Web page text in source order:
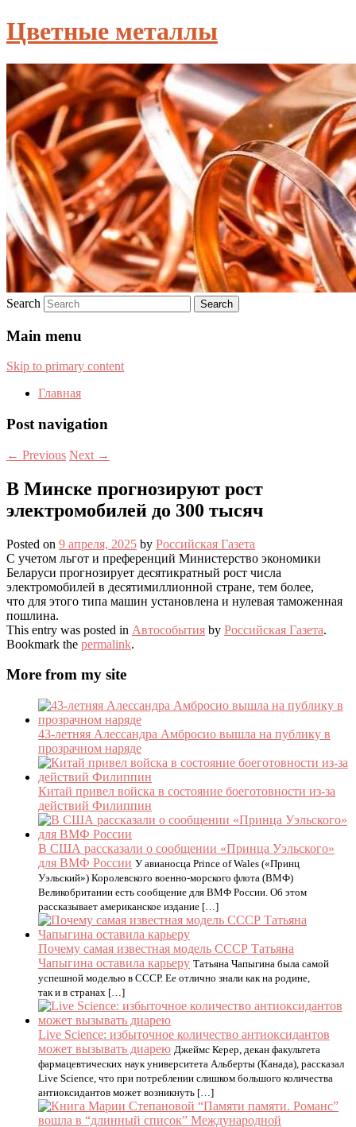
Цветные металлы
Search
Main menu
Skip to primary content
Главная
Post navigation
← Previous Next →
В Минске прогнозируют рост
электромобилей до 300 тысяч
Posted on 9 апреля, 2025 by Российская Газета
С учетом льгот и преференций Министерство экономики
Беларуси прогнозирует десятикратный рост числа
электромобилей в десятимиллионной стране, тем более,
что для этого типа машин установлена и нулевая таможенная
пошлина.
This entry was posted in Автособытия by Российская Газета.
Bookmark the permalink.
More from my site
43-летняя Алессандра Амбросио вышла на публику в
прозрачном наряде
Китай привел войска в состояние боеготовности из-за
действий Филиппин
В США рассказали о сообщении «Принца Уэльского»
для ВМФ России У авианосца Prince of Wales («Принц
Уэльский») Королевского военно-морского флота (ВМФ)
Великобритании есть сообщение для ВМФ России. Об этом
рассказывает американское издание […]
Почему самая известная модель СССР Татьяна
Чапыгина оставила карьеру Татьяна Чапыгина была самой
успешной моделью в СССР. Ее отлично знали как на родине,
так и в странах […]
Live Science: избыточное количество антиоксидантов
может вызывать диарею Джеймс Керер, декан факультета
фармацевтических наук университета Альберты (Канада), рассказал
Live Science, что при потреблении слишком большого количества
антиоксидантов может возникнуть […]